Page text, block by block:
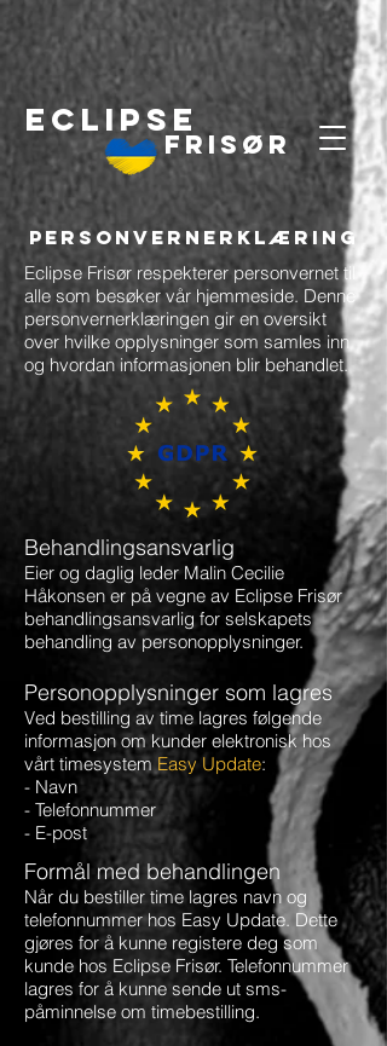
ECLIPSE
Frisør
Personvernerklæring
Eclipse Frisør respekterer personvernet til
alle som besøker vår hjemmeside. Denne
personvernerklæringen gir en oversikt
over hvilke opplysninger som samles inn
og hvordan informasjonen blir behandlet.
Behandlingsansvarlig
Eier og daglig leder Malin Cecilie
Håkonsen er på vegne av Eclipse Frisør
behandlingsansvarlig for selskapets
behandling av personopplysninger.
Personopplysninger som lagres
Ved bestilling av time lagres følgende
informasjon om kunder elektronisk hos
vårt timesystem Easy Update:
- Navn
- Telefonnummer
- E-post
Formål med behandlingen
Når du bestiller time lagres navn og
telefonnummer hos Easy Update. Dette
gjøres for å kunne registere deg som
kunde hos Eclipse Frisør. Telefonnummer
lagres for å kunne sende ut sms-
påminnelse om timebestilling.